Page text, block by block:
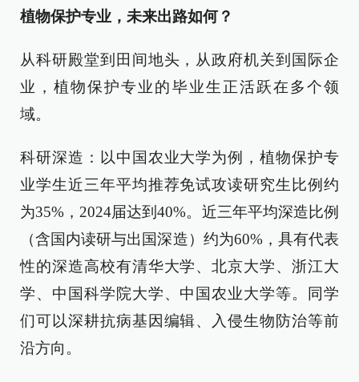
植物保护专业，未来出路如何？
从科研殿堂到田间地头，从政府机关到国际企
业，植物保护专业的毕业生正活跃在多个领
域。
科研深造：以中国农业大学为例，植物保护专
业学生近三年平均推荐免试攻读研究生比例约
为35%，2024届达到40%。近三年平均深造比例
（含国内读研与出国深造）约为60%，具有代表
性的深造高校有清华大学、北京大学、浙江大
学、中国科学院大学、中国农业大学等。同学
们可以深耕抗病基因编辑、入侵生物防治等前
沿方向。